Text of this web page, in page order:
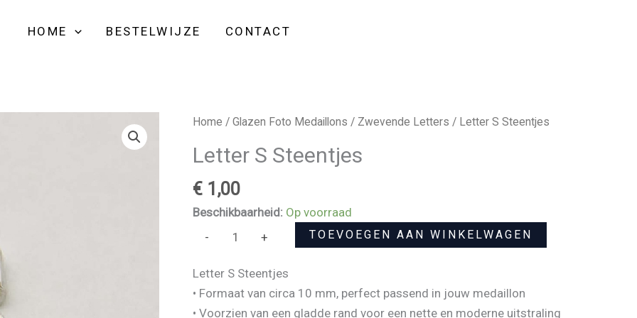
HOME BESTELWIJZE CONTACT
Home /Glazen Foto Medaillons / Zwevende Letters / Letter S Steentjes
Letter S Steentjes
€ 1,00
Beschikbaarheid: Op voorraad
-
Letter
Steentjes
aantal
+ TOEVOEGEN AAN WINKELWAGEN
Letter S Steentjes
• Formaat van circa 10 mm, perfect passend in jouw medaillon
• Voorzien van een gladde rand voor een nette en moderne uitstraling